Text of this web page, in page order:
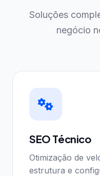
Soluções
negócio
SEO Técnico
Otimização de
estrutura e